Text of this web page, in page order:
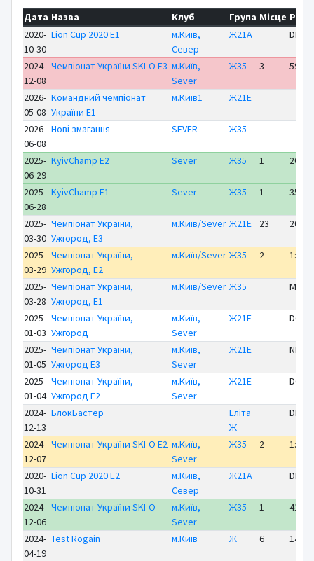
Дата Назва Клуб Група Місце
2020-
10-30
Lion Cup 2020 E1
м.Київ,
Север
Ж21А DNS
2024-
12-08
Чемпіонат України SKI-O E3 м.Київ,
Sever
Ж35 3 59:49
2026-
05-08
Командний чемпіонат
України E1
м.Київ1 Ж21Е
2026-
06-08
Нові змагання SEVER Ж35
2025-
06-29
KyivChamp E2 Sever Ж35 1 20:02
2025-
06-28
KyivChamp E1 Sever Ж35 1 35:51
2025-
03-30
Чемпіонат України,
Ужгород, E3
м.Київ/Sever Ж21Е 23 20:36
2025-
03-29
Чемпіонат України,
Ужгород, E2
м.Київ/Sever Ж35 2
2025-
03-28
Чемпіонат України,
Ужгород, E1
м.Київ/Sever Ж35 MP
2025-
01-03
Чемпіонат України,
Ужгород
м.Київ,
Sever
Ж21Е DQ
2025-
01-05
Чемпіонат України,
Ужгород E3
м.Київ,
Sever
Ж21Е NP
2025-
01-04
Чемпіонат України,
Ужгород E2
м.Київ,
Sever
Ж21Е DQ
2024-
12-13
БлокБастер
Еліта
Ж
DNS
2024-
12-07
Чемпіонат України SKI-O E2 м.Київ,
Sever
Ж35 2
2020-
10-31
Lion Cup 2020 E2
м.Київ,
Север
Ж21А DNS
2024-
12-06
Чемпіонат України SKI-O
м.Київ,
Sever
Ж35 1 41:28
2024-
04-19
Test Rogain м.Київ Ж 6 14:35